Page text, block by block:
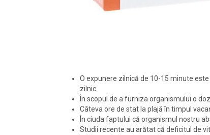
O expunere zilnică de 10-15 minute
zilnic.
În scopul de a furniza organismului o
Câteva ore de stat la plajă în timpul
În ciuda faptului că organismul nostru
Studii recente au arătat că deficitul de